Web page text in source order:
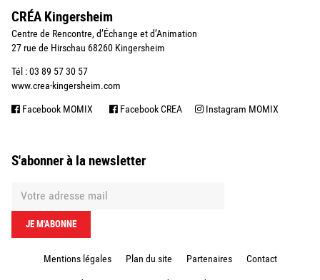
CRÉA Kingersheim
Centre de Rencontre, d’Échange et d’Animation
27 rue de Hirschau 68260 Kingersheim
Tél : 03 89 57 30 57
www.crea-kingersheim.com
Facebook MOMIX Facebook CREA Instagram MOMIX
S'abonner à la newsletter
Mentions légales Plan du site Partenaires Contact